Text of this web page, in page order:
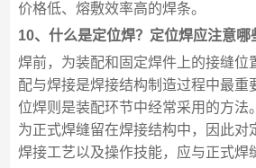
价格低、熔敷效率高的焊条。
10、什么是定位焊？定位焊应注意哪
焊前，为装配和固定焊件上的接缝位
配与焊接是焊接结构制造过程中最重
位焊则是装配环节中经常采用的方法
为正式焊缝留在焊接结构中，因此对
焊接工艺以及操作技能，应与正式焊